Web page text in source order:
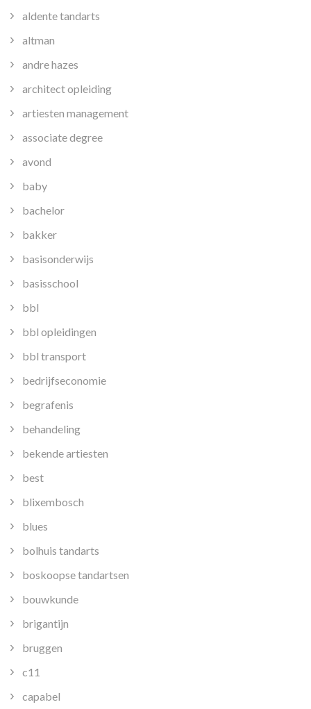
aldente tandarts
altman
andre hazes
architect opleiding
artiesten management
associate degree
avond
baby
bachelor
bakker
basisonderwijs
basisschool
bbl
bbl opleidingen
bbl transport
bedrijfseconomie
begrafenis
behandeling
bekende artiesten
best
blixembosch
blues
bolhuis tandarts
boskoopse tandartsen
bouwkunde
brigantijn
bruggen
c11
capabel